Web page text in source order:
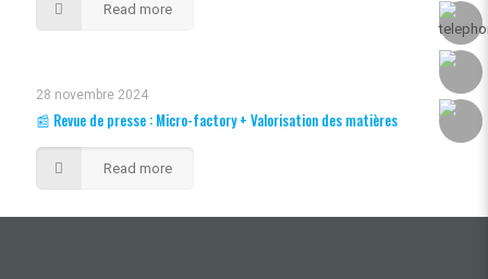
Read more
28 novembre 2024
📰 Revue de presse : Micro-factory + Valorisation des matières
Read more